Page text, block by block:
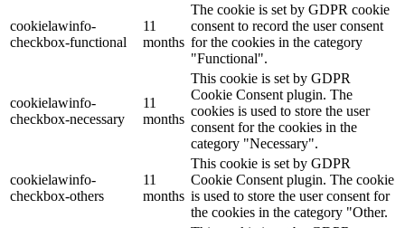
cookielawinfo-
checkbox-functional
11
months
The cookie is set by GDPR cookie
consent to record the user consent
for the cookies in the category
"Functional".
cookielawinfo-
checkbox-necessary
11
months
This cookie is set by GDPR
Cookie Consent plugin. The
cookies is used to store the user
consent for the cookies in the
category "Necessary".
cookielawinfo-
checkbox-others
11
months
This cookie is set by GDPR
Cookie Consent plugin. The cookie
is used to store the user consent for
the cookies in the category "Other.